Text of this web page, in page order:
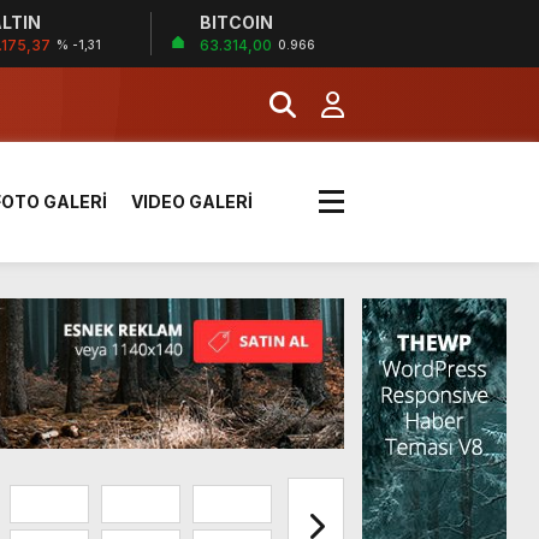
% -1,31
BITCOIN
63.314,00 0.966
sırada
kazaya neden oldu
paylaştı
GALERİ VIDEO GALERİ